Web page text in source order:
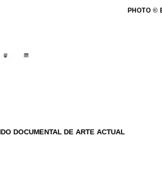
DOCUMENTAL DE ARTE ACTUAL
PHOTO ©